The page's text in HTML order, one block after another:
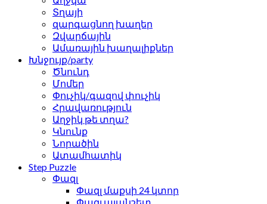
Տղայի
զարգացնող խաղեր
Զվարճային
Ամառային խաղալիքներ
Խնջույք/party
Ծնունդ
Մոմեր
Փուչիկ/գազով փուչիկ
Հրավառություն
Աղջիկ թե տղա?
Կնունք
Նորածին
Ատամհատիկ
Step Puzzle
Փազլ
Փազլ մաքսի 24 կտոր